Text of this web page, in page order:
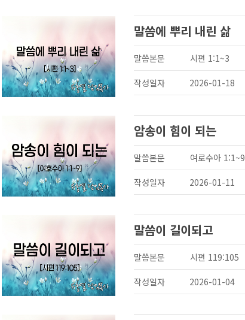
말씀에 뿌리 내린 삶
말씀본문 시편 1:1~3
작성일자 2026-01-18
암송이 힘이 되는
말씀본문 여로수아 1:1~9
작성일자 2026-01-11
말씀이 길이되고
말씀본문 시편 119:105
작성일자 2026-01-04